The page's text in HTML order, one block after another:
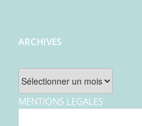
ARCHIVES
Archives
MENTIONS LEGALES